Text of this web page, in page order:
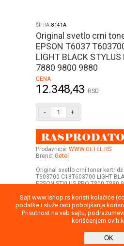
Sajt www.ishop.rs koristi kolačiće
podatke i služe radi poboljšanja
Prisutnost na veb sajtu,
korišćenjem ovih
OK
ŠIFRA:8141A
Original svetlo crni
EPSON T6037
LIGHT BLACK STYLUS
7880 9800 9880
CENA
12.348,43 RSD
- +
Prodavnica: WWW.GETEL.RS
Brend: Getel
Original svetlo crni toner kertridž
T603700 C13T603700 LIGHT
EPSON STYLUS PRO 7800 7880
Privatnost podataka Kontakt